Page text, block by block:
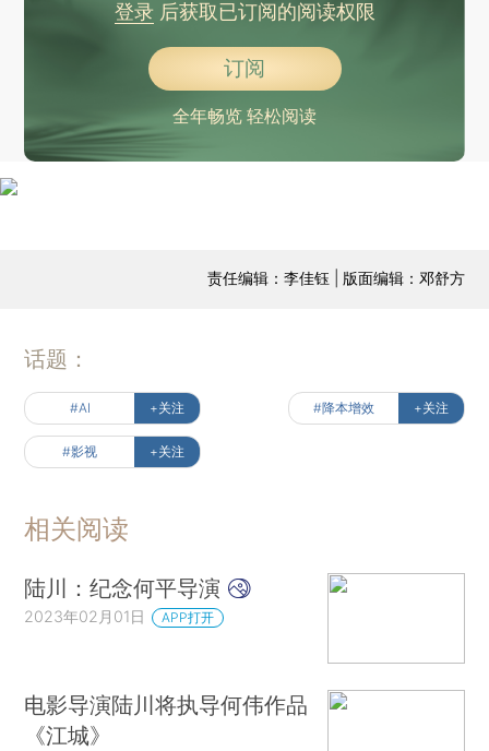
登录后获取已订阅的阅读权限
订阅
全年畅览 轻松阅读
责任编辑：李佳钰 | 版面编辑：邓舒方
话题：
#AI +关注 #降本增效 +关注
#影视 +关注
相关阅读
陆川：纪念何平导演
2023年02月01日 APP打开
电影导演陆川将执导何伟作品
《江城》